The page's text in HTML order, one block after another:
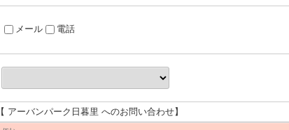
メール 電話
【 アーバンパーク日暮里 へのお問い合わせ】